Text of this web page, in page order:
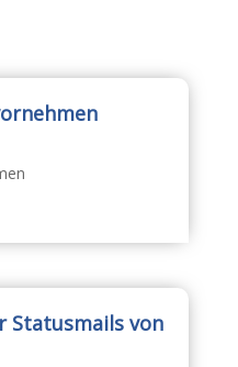
Statusmails von